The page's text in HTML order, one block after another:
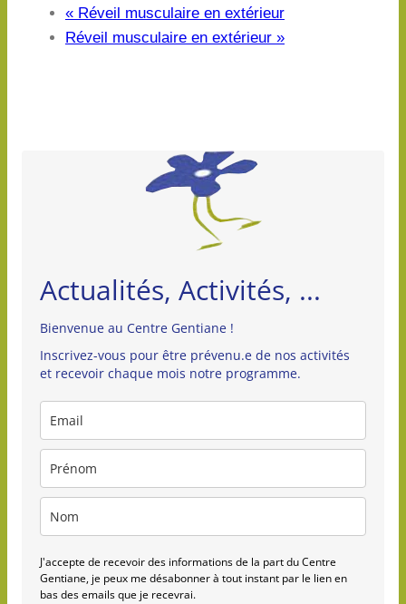
« Réveil musculaire en extérieur
Réveil musculaire en extérieur »
Actualités, Activités, ...
Bienvenue au Centre Gentiane !
Inscrivez-vous pour être prévenu.e de nos activités
et recevoir chaque mois notre programme.
J'accepte de recevoir des informations de la part du Centre
Gentiane, je peux me désabonner à tout instant par le lien en
bas des emails que je recevrai.